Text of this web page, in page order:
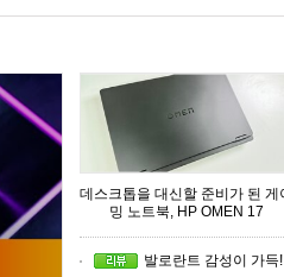
데스크톱을 대신할 준비가 된 게
밍 노트북, HP OMEN 17